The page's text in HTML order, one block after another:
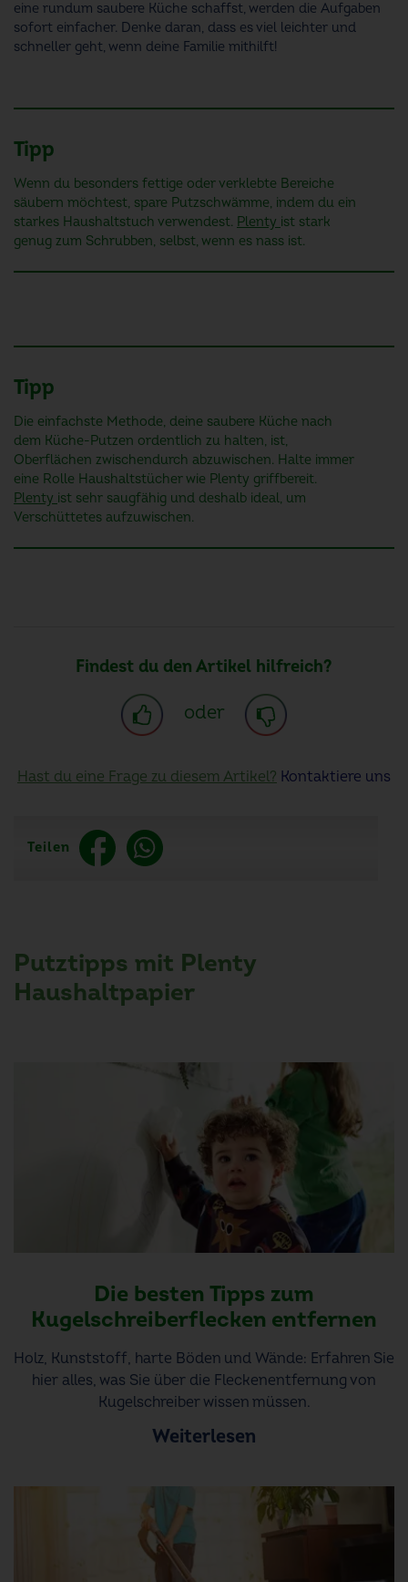
Tipp
Die einfachste Methode, deine saubere Küche nach
dem Küche-Putzen ordentlich zu halten, ist,
Oberflächen zwischendurch abzuwischen. Halte immer
eine Rolle Haushaltstücher wie Plenty griffbereit.
Plenty ist sehr saugfähig und deshalb ideal, um
Verschüttetes aufzuwischen.
eine rundum saubere Küche schaffst, werden die Aufgaben
sofort einfacher. Denke daran, dass es viel leichter und
schneller geht, wenn deine Familie mithilft!
Tipp
Wenn du besonders fettige oder verklebte Bereiche
säubern möchtest, spare Putzschwämme, indem du ein
starkes Haushaltstuch verwendest. Plenty ist stark
genug zum Schrubben, selbst, wenn es nass ist.
Findest du den Artikel hilfreich?
oder
Hast du eine Frage zu diesem Artikel? Kontaktiere uns
Teilen
Putztipps mit Plenty
Haushaltpapier
Die besten Tipps zum
Kugelschreiberflecken entfernen
Holz, Kunststoff, harte Böden und Wände: Erfahren Sie
hier alles, was Sie über die Fleckenentfernung von
Kugelschreiber wissen müssen.
Weiterlesen